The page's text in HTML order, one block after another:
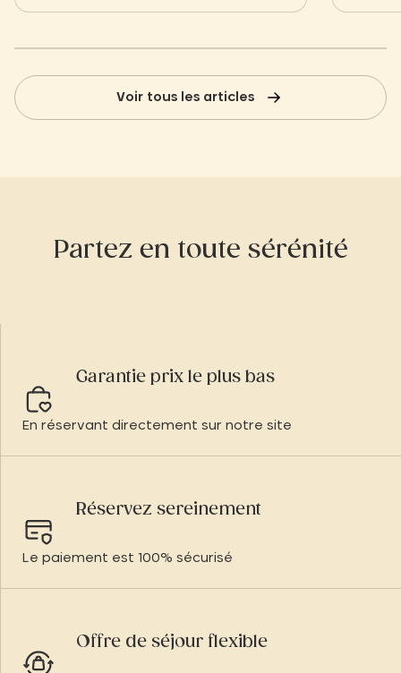
carrières de faluns pour une
faveur de la biodiversité.
Voir tous les articles
Partez en toute sérénité
Garantie prix le plus bas
En réservant directement sur notre site
Réservez sereinement
Le paiement est 100% sécurisé
Offre de séjour flexible